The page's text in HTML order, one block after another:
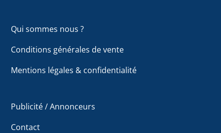
Qui sommes nous ?
Conditions générales de vente
Mentions légales & confidentialité
Publicité / Annonceurs
Contact